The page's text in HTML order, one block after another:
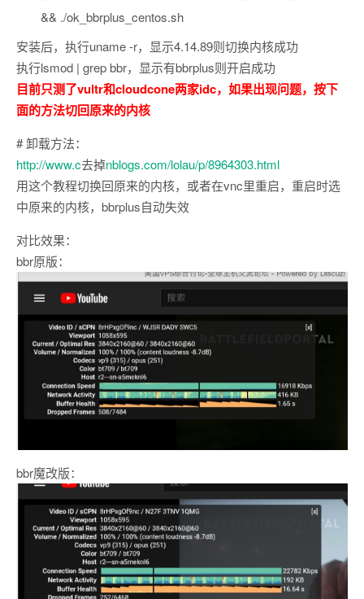
&& ./ok_bbrplus_centos.sh
安装后，执行uname -r，显示4.14.89则切换内核成功
执行lsmod | grep bbr，显示有bbrplus则开启成功
目前只测了vultr和cloudcone两家idc，如果出现问题，按下
面的方法切回原来的内核
# 卸载方法：
http://www.c去掉nblogs.com/lolau/p/8964303.html
用这个教程切换回原来的内核，或者在vnc里重启，重启时选
中原来的内核，bbrplus自动失效
对比效果：
bbr原版：
bbr魔改版：